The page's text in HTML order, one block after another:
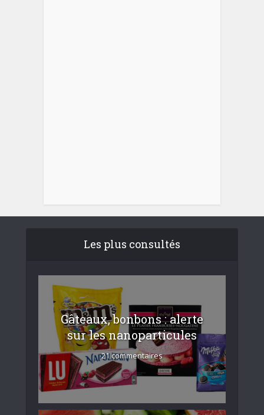
Les plus consultés
Gâteaux, bonbons : alerte
sur les nanoparticules
21 commentaires